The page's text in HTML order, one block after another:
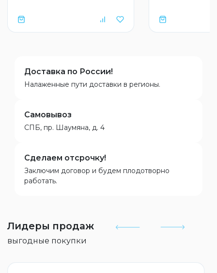
Доставка по России!
Налаженные пути доставки в регионы.
Самовывоз
СПБ, пр. Шаумяна, д. 4
Сделаем отсрочку!
Заключим договор и будем плодотворно
работать.
Лидеры продаж
выгодные покупки